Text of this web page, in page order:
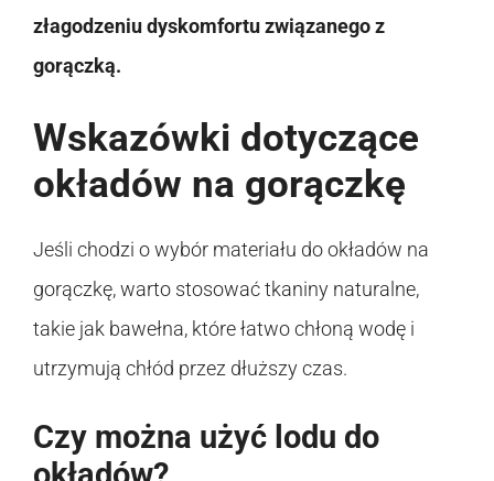
złagodzeniu dyskomfortu związanego z
gorączką.
Wskazówki dotyczące
okładów na gorączkę
Jeśli chodzi o wybór materiału do okładów na
gorączkę, warto stosować tkaniny naturalne,
takie jak bawełna, które łatwo chłoną wodę i
utrzymują chłód przez dłuższy czas.
Czy można użyć lodu do